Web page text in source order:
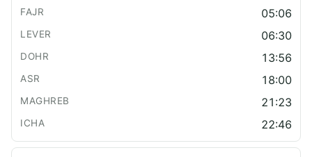
05:06
06:30
13:56
18:00
21:23
22:46